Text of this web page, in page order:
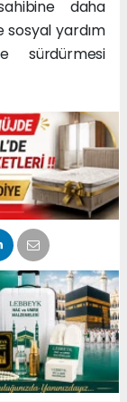
daha
yardım
sürdürmesi